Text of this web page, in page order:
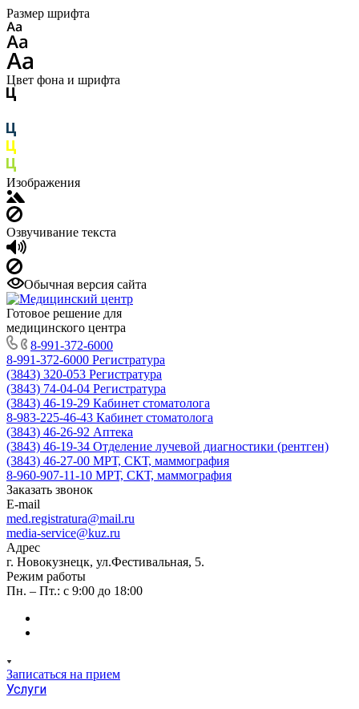
Размер шрифта
Цвет фона и шрифта
Изображения
Озвучивание текста
Обычная версия сайта
Готовое решение для
медицинского центра
8-991-372-6000
8-991-372-6000 Регистратура
(3843) 320-053 Регистратура
(3843) 74-04-04 Регистратура
(3843) 46-19-29 Кабинет стоматолога
8-983-225-46-43 Кабинет стоматолога
(3843) 46-26-92 Аптека
(3843) 46-19-34 Отделение лучевой диагностики (рентген)
(3843) 46-27-00 МРТ, СКТ, маммография
8-960-907-11-10 МРТ, СКТ, маммография
Заказать звонок
E-mail
med.registratura@mail.ru
media-service@kuz.ru
Адрес
г. Новокузнецк, ул.Фестивальная, 5.
Режим работы
Пн. – Пт.: с 9:00 до 18:00
Записаться на прием
Услуги